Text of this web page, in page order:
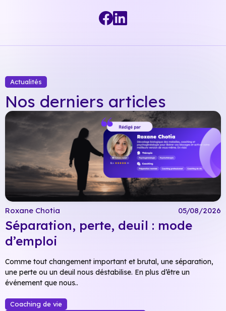
Actualités
Nos derniers articles
Roxane Chotia 05/08/2026
Séparation, perte, deuil : mode
d’emploi
Comme tout changement important et brutal, une séparation,
une perte ou un deuil nous déstabilise. En plus d’être un
événement que nous..
Coaching de vie